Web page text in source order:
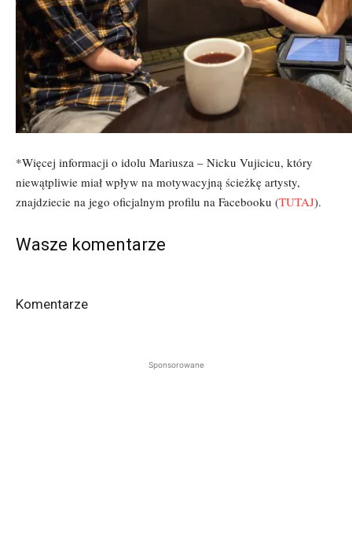
*Więcej informacji o idolu Mariusza – Nicku Vujicicu, który
niewątpliwie miał wpływ na motywacyjną ścieżkę artysty,
znajdziecie na jego oficjalnym profilu na Facebooku (TUTAJ).
Wasze komentarze
Komentarze
Sponsorowane